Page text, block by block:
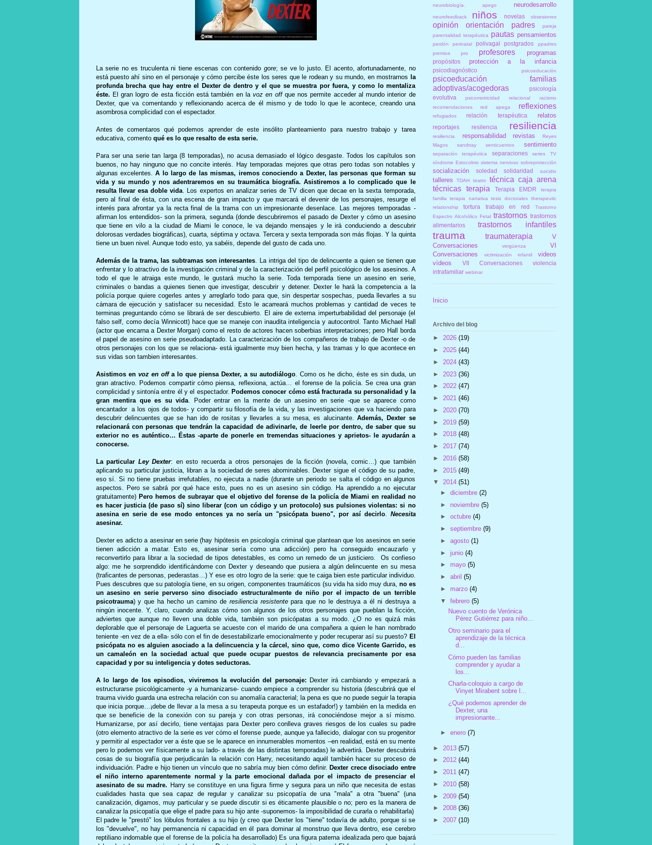
La serie no es truculenta ni tiene escenas con contenido gore; se ve lo justo. El acento, afortunadamente, no
está puesto ahí sino en el personaje y cómo percibe éste los seres que le rodean y su mundo, en mostrarnos la
profunda brecha que hay entre el Dexter de dentro y el que se muestra por fuera, y como lo mentaliza
éste. El gran logro de esta ficción está también en lavoz en off que nos permite acceder al mundo interior de
Dexter, que va comentando y reflexionando acerca de él mismo y de todo lo que le acontece, creando una
asombrosa complicidad con el espectador.
Antes de comentaros qué podemos aprender de este insólito planteamiento para nuestro trabajo y tarea
educativa, comento qué es lo que resalto de esta serie.
Para ser una serie tan larga (8 temporadas), no acusa demasiado el lógico desgaste. Todos los capítulos son
buenos, no hay ninguno que no concite interés. Hay temporadas mejores que otras pero todas son notables y
algunas excelentes.A lo largo de las mismas, iremos conociendo a Dexter, las personas que forman su
vida y su mundo y nos adentraremos en su traumática biografía. Asistiremos a lo complicado que le
resulta llevar esa doble vida . Los expertos en analizar series de TV dicen que decae en la sexta temporada,
pero al final de ésta, con una escena de gran impacto y que marcará el devenir de los personajes, resurge el
interés para afrontar ya la recta final de la trama con un impresionante desenlace. Las mejores temporadas -
afirman los entendidos- son la primera, segunda (donde descubriremos el pasado de Dexter y cómo un asesino
que tiene en vilo a la ciudad de Miami le conoce, le va dejando mensajes y le irá conduciendo a descubrir
dolorosas verdades biográficas), cuarta, séptima y octava. Tercera y sexta temporada son más flojas. Y la quinta
tiene un buen nivel. Aunque todo esto, ya sabéis, depende del gusto de cada uno.
Además de la trama, las subtramas son interesantes . La intriga del tipo de delincuente a quien se tienen que
enfrentar y lo atractivo de la investigación criminal y de la caracterización del perfil psicológico de los asesinos. A
todo el que le atraiga este mundo, le gustará mucho la serie. Toda temporada tiene un asesino en serie,
criminales o bandas a quienes tienen que investigar, descubrir y detener. Dexter le hará la competencia a la
policía porque quiere cogerles antes y arreglarlo todo para que, sin despertar sospechas, pueda llevarles a su
cámara de ejecución y satisfacer su necesidad. Esto le acarreará muchos problemas y cantidad de veces te
terminas preguntando cómo se librará de ser descubierto. El aire de externa imperturbabilidad del personaje (el
falso self, como decía Winnicott) hace que se maneje con inaudita inteligencia y autocontrol. Tanto Michael Hall
(actor que encarna a Dexter Morgan) como el resto de actores hacen soberbias interpretaciones; pero Hall borda
el papel de asesino en serie pseudoadaptado. La caracterización de los compañeros de trabajo de Dexter -o de
otros personajes con los que se relaciona- está igualmente muy bien hecha, y las tramas y lo que acontece en
sus vidas son tambien interesantes.
Asistimos en voz en offa lo que piensa Dexter, a su autodiálogo. Como os he dicho, éste es sin duda, un
gran atractivo. Podemos compartir cómo piensa, reflexiona, actúa… el forense de la policía. Se crea una gran
complicidad y sintonía entre él y el espectador. Podemos conocer cómo está fracturada su personalidad y la
gran mentira que es su vida . Poder entrar en la mente de un asesino en serie -que se aparece como
encantador a los ojos de todos- y compartir su filosofía de la vida, y las investigaciones que va haciendo para
descubrir delincuentes que se han ido de rositas y llevarles a su mesa, es alucinante.Además, Dexter se
relacionará con personas que tendrán la capacidad de adivinarle, de leerle por dentro, de saber que su
exterior no es auténtico… Éstas -aparte de ponerle en tremendas situaciones y aprietos- le ayudarán a
conocerse.
La particular Ley Dexter: en esto recuerda a otros personajes de la ficción (novela, comic…) que también
aplicando su particular justicia, libran a la sociedad de seres abominables. Dexter sigue el código de su padre,
eso sí. Si no tiene pruebas irrefutables, no ejecuta a nadie (durante un periodo se salta el código en algunos
aspectos. Pero se sabrá por qué hace esto, pues no es un asesino sin código. Ha aprendido a no ejecutar
gratuitamente) Pero hemos de subrayar que el objetivo del forense de la policía de Miami en realidad no
es hacer justicia (de paso sí) sino liberar (con un código y un protocolo) sus pulsiones violentas: si no
asesina en serie de ese modo entonces ya no sería un "psicópata bueno", por así decirlo. Necesita
asesinar.
Dexter es adicto a asesinar en serie (hay hipótesis en psicología criminal que plantean que los asesinos en serie
tienen adicción a matar. Esto es, asesinar sería como una adicción) pero ha conseguido encauzarlo y
reconvertirlo para librar a la sociedad de tipos detestables, es como un remedo de un justiciero. Os confieso
algo: me he sorprendido identificándome con Dexter y deseando que pusiera a algún delincuente en su mesa
(traficantes de personas, pederastas…) Y ese es otro logro de la serie: que te caiga bien este particular individuo.
Pues descubres que su patología tiene, en su origen, componentes traumáticos (su vida ha sido muy dura, no es
un asesino en serie perverso sino disociado estructuralmente de niño por el impacto de un terrible
psicotrauma) y que ha hecho un camino de resiliencia resistentepara que no le destruya a él ni destruya a
ningún inocente. Y, claro, cuando analizas cómo son algunos de los otros personajes que pueblan la ficción,
adviertes que aunque no lleven una doble vida, también son psicópatas a su modo. ¿O no es quizá más
deplorable que el personaje de Laguerta se acueste con el marido de una compañera a quien le han nombrado
teniente -en vez de a ella- sólo con el fin de desestabilizarle emocionalmente y poder recuperar así su puesto? El
psicópata no es alguien asociado a la delincuencia y la cárcel, sino que, como dice Vicente Garrido, es
un camaleón en la sociedad actual que puede ocupar puestos de relevancia precisamente por esa
capacidad y por su inteligencia y dotes seductoras.
A lo largo de los episodios, viviremos la evolución del personaje: Dexter irá cambiando y empezará a
estructurarse psicológicamente -y a humanizarse- cuando empiece a comprender su historia (descubrirá que el
trauma vivido guarda una estrecha relación con su anomalía caracterial; la pena es que no puede seguir la terapia
que inicia porque…¡debe de llevar a la mesa a su terapeuta porque es un estafador!) y también en la medida en
que se beneficie de la conexión con su pareja y con otras personas, irá conociéndose mejor a sí mismo.
Humanizarse, por así decirlo, tiene ventajas para Dexter pero conlleva graves riesgos de los cuales su padre
(otro elemento atractivo de la serie es ver cómo el forense puede, aunque ya fallecido, dialogar con su progenitor
y permitir al espectador ver a éste que se le aparece en innumerables momentos –en realidad, está en su mente
pero lo podemos ver físicamente a su lado- a través de las distintas temporadas) le advertirá. Dexter descubrirá
cosas de su biografía que perjudicarán la relación con Harry, necesitando aquél también hacer su proceso de
individuación. Padre e hijo tienen un vínculo que no sabría muy bien cómo definir.Dexter crece disociado entre
el niño interno aparentemente normal y la parte emocional dañada por el impacto de presenciar el
asesinato de su madre. Harry se constituye en una figura firme y segura para un niño que necesita de estas
cualidades hasta que sea capaz de regular y canalizar su psicopatía de una "mala" a otra "buena" (una
canalización, digamos, muy particular y se puede discutir si es éticamente plausible o no; pero es la manera de
canalizar la psicopatía que elige el padre para su hijo ante -suponemos- la imposibilidad de curarla o rehabilitarla)
El padre le "prestó" los lóbulos frontales a su hijo (y creo que Dexter los "tiene" todavía de adulto, porque si se
los "devuelve", no hay permanencia ni capacidad en él para dominar al monstruo que lleva dentro, ese cerebro
reptiliano indomable que el forense de la policía ha desarrollado) Es una figura paterna idealizada pero que bajará
neurobiología. apego neurodesarrollo
neurofeedback niños novelas obsesiones
opinión orientación padres
pareja
parentalidad terapéutica
pautas pensamientos
perdón perinatal polivagal postgrados
ppadres
premios
pro profesores programas
propósitos protección a la infancia
psicodiagnóstico psicoeducación
psicoeducación familias
adoptivas/acogedoras
psicología
evolutiva
psicomotricidad relacional
racismo
recomendaciones
red apega reflexiones
refugiados relación terapéutica relatos
reportajes resilencia resiliencia
resiliencia. responsabilidad revistas
Reyes
Magos
sandtray senticuentos sentimiento
separación terapéutica separaciones
series TV
síndrome Estocolmo sistema nervioso sobreprotección
socialización soledad solidaridad suicidio
talleres TDAH teatro
técnica caja arena
técnicas
terapia Terapia EMDR
terapia
familia
terapia narrativa tesis doctorales
therapeutic
relationship
tortura trabajo en red
Trastorno
Espectro Alcohólico Fetal trastornos trastornos
alimentarios
trastornos infantiles
trauma traumaterapia
V
Conversaciones
vergüenza
VI
Conversaciones
victimización infantil
videos
vídeos
VII Conversaciones
violencia
intrafamiliar webinar
Inicio
Archivo del blog
► 2026 (19)
► 2025 (44)
► 2024 (43)
► 2023 (36)
► 2022 (47)
► 2021 (46)
► 2020 (70)
► 2019 (59)
► 2018 (48)
► 2017 (74)
► 2016 (58)
► 2015 (49)
▼ 2014 (51)
►diciembre(2)
► noviembre(5)
►octubre(4)
►septiembre(9)
►agosto(1)
►junio(4)
► mayo(5)
►abril(5)
► marzo(4)
▼febrero(5)
Nuevo cuento de Verónica
Pérez Gutiérrez para niño...
Otro seminario para el
aprendizaje de la técnica
d...
Cómo pueden las familias
comprender y ayudar a
los...
Charla-coloquio a cargo de
Vinyet Mirabent sobre l...
¿Qué podemos aprender de
Dexter, una
impresionante...
►enero(7)
► 2013 (57)
► 2012 (44)
► 2011 (47)
► 2010 (58)
► 2009 (54)
► 2008 (36)
► 2007 (10)